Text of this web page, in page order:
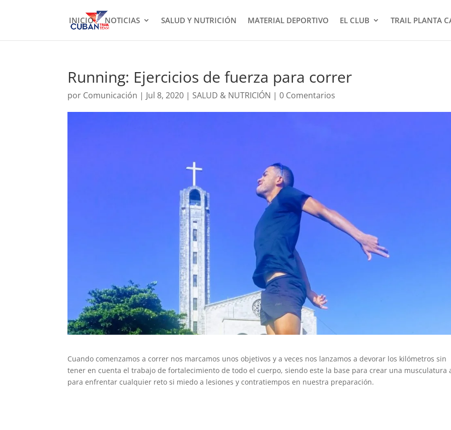
INICIO NOTICIAS SALUD Y NUTRICIÓN MATERIAL DEPORTIVO EL CLUB TRAIL PLANTA
Running: Ejercicios de fuerza para correr
por Comunicación | Jul 8, 2020 | SALUD & NUTRICIÓN |0 Comentarios
Cuando comenzamos a correr nos marcamos unos objetivos y a veces nos lanzamos a devorar los kilómetros sin
tener en cuenta el trabajo de fortalecimiento de todo el cuerpo, siendo este la base para crear una musculatura
para enfrentar cualquier reto si miedo a lesiones y contratiempos en nuestra preparación.